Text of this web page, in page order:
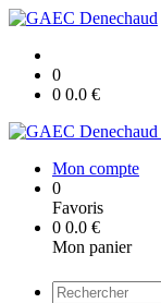
0
0 0.0 €
Mon compte
0
Favoris
0 0.0 €
Mon panier